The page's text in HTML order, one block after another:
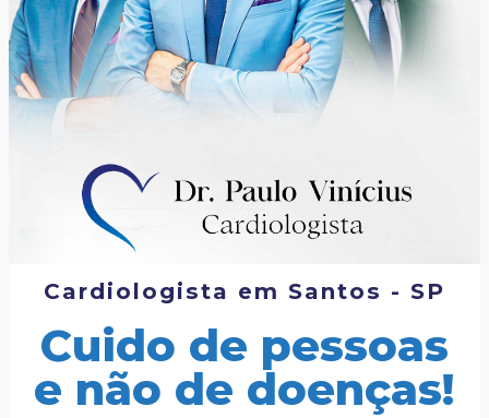
Cardiologista em Santos - SP
Cuido de pessoas
e não de doenças!